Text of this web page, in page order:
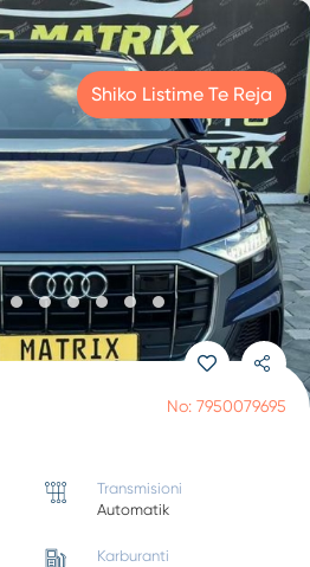
Shiko Listime Te Reja
No: 7950079695
Transmisioni
Automatik
Karburanti